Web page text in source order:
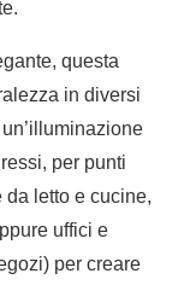
questa
in diversi
per punti
da letto e cucine,
uffici e
per creare